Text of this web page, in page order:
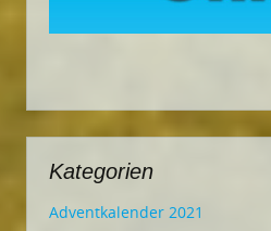
Kategorien
Adventkalender 2021